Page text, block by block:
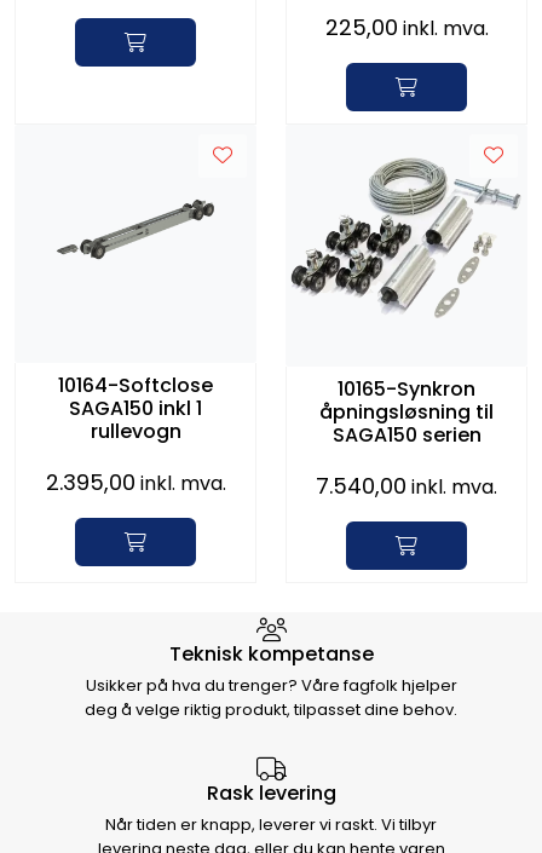
225,00 inkl. mva.
10164-Softclose
SAGA150 inkl 1
rullevogn
2.395,00 inkl. mva.
10165-Synkron
åpningsløsning til
SAGA150 serien
7.540,00 inkl. mva.
Hvorfor velge Storm Halvorsen
Teknisk kompetanse
Usikker på hva du trenger? Våre fagfolk hjelper
deg å velge riktig produkt, tilpasset dine behov.
Rask levering
Når tiden er knapp, leverer vi raskt. Vi tilbyr